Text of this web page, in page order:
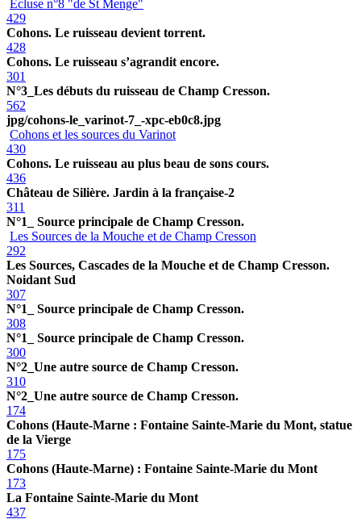
Ecluse n°8 "de St Menge"
429
Cohons. Le ruisseau devient torrent.
428
Cohons. Le ruisseau s’agrandit encore.
301
N°3_Les débuts du ruisseau de Champ Cresson.
562
jpg/cohons-le_varinot-7_-xpc-eb0c8.jpg
Cohons et les sources du Varinot
430
Cohons. Le ruisseau au plus beau de sons cours.
436
Château de Silière. Jardin à la française-2
311
N°1_ Source principale de Champ Cresson.
Les Sources de la Mouche et de Champ Cresson
292
Les Sources, Cascades de la Mouche et de Champ Cresson.
Noidant Sud
307
N°1_ Source principale de Champ Cresson.
308
N°1_ Source principale de Champ Cresson.
300
N°2_Une autre source de Champ Cresson.
310
N°2_Une autre source de Champ Cresson.
174
Cohons (Haute-Marne : Fontaine Sainte-Marie du Mont, statue
de la Vierge
175
Cohons (Haute-Marne) : Fontaine Sainte-Marie du Mont
173
La Fontaine Sainte-Marie du Mont
437